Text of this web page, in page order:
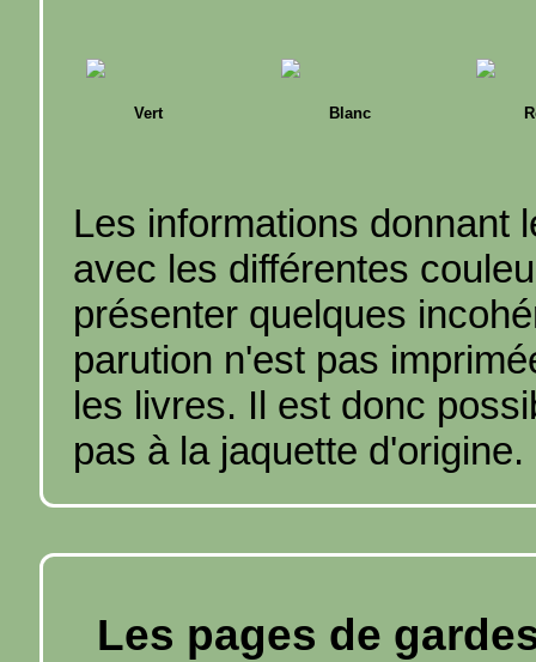
Vert Blanc
Les informations donnant
avec les différentes
présenter quelques
parution n'est pas
les livres. Il est donc
pas à la jaquette d'origine.
Les pages de